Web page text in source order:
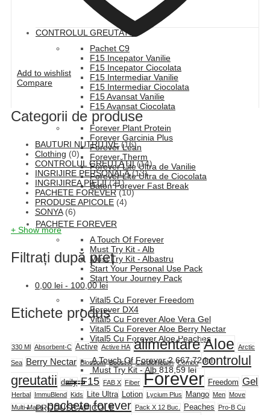
CONTROLUL GREUTATII
Pachet C9
F15 Incepator Vanilie
F15 Incepator Ciocolata
F15 Intermediar Vanilie
F15 Intermediar Ciocolata
F15 Avansat Vanilie
F15 Avansat Ciocolata
Forever Plant Protein
Forever Garcinia Plus
Forever Lean
Forever Therm
Forever Lite Ultra de Vanilie
Forever Lite Ultra de Ciocolata
Baton Forever Fast Break
PACHETE FOREVER
A Touch Of Forever
Must Try Kit - Alb
Must Try Kit - Albastru
Start Your Personal Use Pack
Start Your Journey Pack
Vital5 Cu Forever Freedom
Forever DX4
Vital5 Cu Forever Aloe Vera Gel
Vital5 Cu Forever Aloe Berry Nectar
Vital5 Cu Forever Aloe Peaches
A Touch Of Forever 2.667,72lei
Must Try Kit - Alb 818,59 lei
PRODUSE APICOLE
Add to wishlist
Compare
Categorii de produse
BAUTURI NUTRITIVE (16)
Clothing (0)
CONTROLUL GREUTĂȚII (14)
INGRIJIRE PERSONALĂ (13)
INGRIJIREA PIELII (21)
PACHETE FOREVER (10)
PRODUSE APICOLE (4)
SONYA (6)
+ Show more
Filtrați după preț
0,00 lei - 100,00lei
Etichete produs
330 Ml Absorbent-C Active Active HA alimentare Aloe Arctic
Sea Berry Nectar Blossom Boost X CardioHealth Combo controlul
greutatii daily F15 FAB X Fiber Forever Freedom Gel
Herbal ImmuBlend Kids Lite Ultra Lotion Lycium Plus Mango Men Move
Multi-Maca pachete forever Pack X 12 Buc. Peaches Pro-B Cu